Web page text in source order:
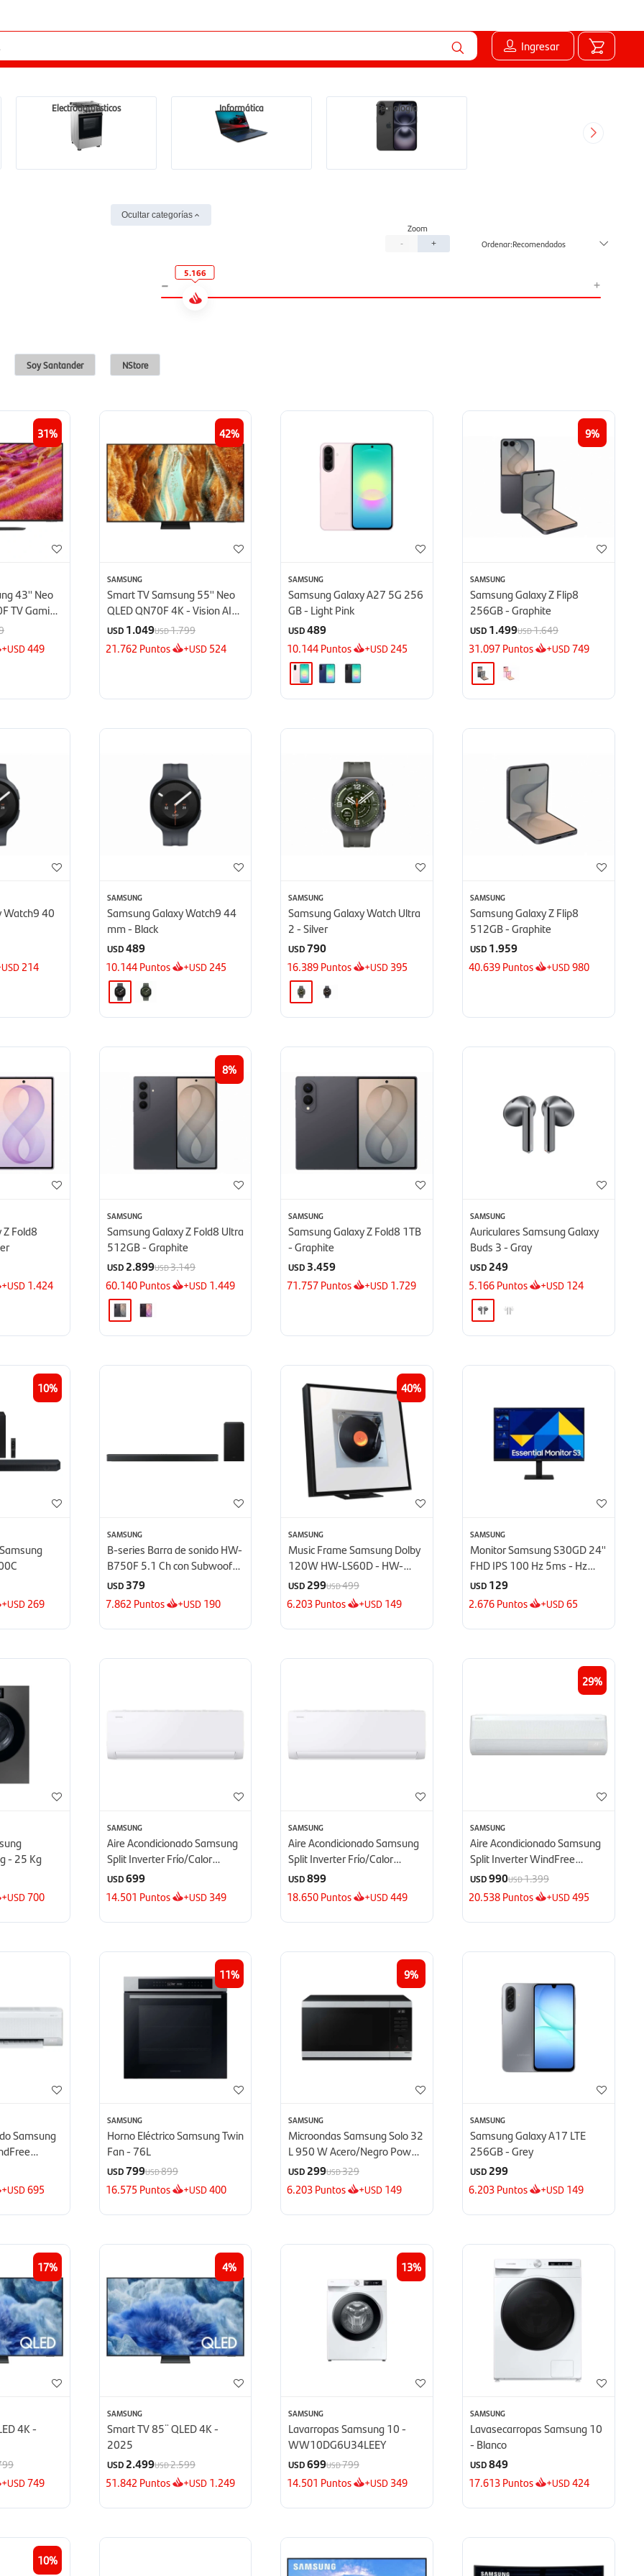
Ingresar
Electrodomésticos Informática Tecnología
Ocultar categorías
- + Recomendados
- +
5.166
Soy Santander NStore
31
43'' Neo
TV Gaming
+USD449
42
SAMSUNG
Smart TV Samsung 55'' Neo
QLED QN70F 4K - Vision AI
(2025)
USD 1.049USD1.799
21.762 Puntos +USD 524
SAMSUNG
Samsung Galaxy A27 5G 256
GB - Light Pink
USD489
10.144Puntos +USD245
9
SAMSUNG
Samsung Galaxy Z Flip8
256GB - Graphite
USD 1.499USD1.649
31.097Puntos +USD749
Watch9 40
USD 214
SAMSUNG
Samsung Galaxy Watch9 44
mm - Black
USD489
10.144Puntos +USD 245
SAMSUNG
Samsung Galaxy Watch Ultra
2 - Silver
USD790
16.389Puntos +USD 395
SAMSUNG
Samsung Galaxy Z Flip8
512GB - Graphite
USD 1.959
40.639Puntos +USD980
Fold8
+USD 1.424
8
SAMSUNG
Samsung Galaxy Z Fold8 Ultra
512GB - Graphite
USD2.899USD3.149
60.140Puntos +USD 1.449
SAMSUNG
Samsung Galaxy Z Fold8 1TB
- Graphite
USD 3.459
71.757Puntos +USD 1.729
SAMSUNG
Auriculares Samsung Galaxy
Buds 3 - Gray
USD249
5.166Puntos +USD 124
10
+USD 269
SAMSUNG
B-series Barra de sonido HW-
B750F 5.1 Ch con Subwoofer
- 2025
USD 379
7.862 Puntos +USD 190
40
SAMSUNG
Music Frame Samsung Dolby
120W HW-LS60D - HW-
LS60D
USD299USD499
6.203Puntos +USD 149
SAMSUNG
Monitor Samsung S30GD 24''
FHD IPS 100 Hz 5ms - Hz
5ms
USD 129
2.676Puntos +USD65
- 25 Kg
+USD700
SAMSUNG
Aire Acondicionado Samsung
Split Inverter Frío/Calor
12.000 BTU - BTU
USD699
14.501 Puntos +USD 349
SAMSUNG
Aire Acondicionado Samsung
Split Inverter Frío/Calor
18.000 BTU - BTU
USD899
18.650Puntos +USD449
29
SAMSUNG
Aire Acondicionado Samsung
Split Inverter WindFree
12000 BTU - BTU
USD990USD1.399
20.538Puntos +USD495
Samsung
+USD695
11
SAMSUNG
Horno Eléctrico Samsung Twin
Fan - 76L
USD799USD899
16.575 Puntos +USD400
9
SAMSUNG
Microondas Samsung Solo 32
L 950 W Acero/Negro Power
Defrost - Defrost
USD299USD329
6.203Puntos +USD 149
SAMSUNG
Samsung Galaxy A17 LTE
256GB - Grey
USD299
6.203Puntos +USD 149
17
4K -
+USD749
4
SAMSUNG
Smart TV 85¨ QLED 4K -
2025
USD2.499USD2.599
51.842 Puntos +USD 1.249
13
SAMSUNG
Lavarropas Samsung 10 -
WW10DG6U34LEEY
USD699USD799
14.501 Puntos +USD 349
SAMSUNG
Lavasecarropas Samsung 10
- Blanco
USD849
17.613Puntos +USD424
10